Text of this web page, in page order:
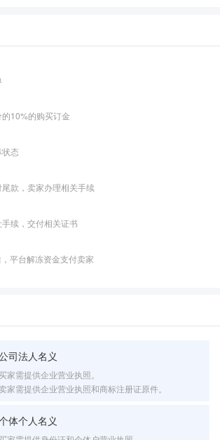
10%的购买订金
态
款，卖家办理相关手续
续，交付相关证书
平台解冻资金支付卖家
司法人名义
家需提供企业营业执照。
家需提供企业营业执照和商标注册证原件。
体个人名义